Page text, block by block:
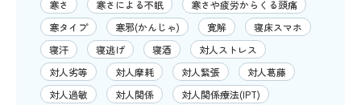
寒さ
寒さによる不眠
寒さや疲労からくる頭痛
寒タイプ
寒邪(かんじゃ) 寛解
寝床スマホ
寝汗
寝逃げ 寝酒
対人ストレス
対人劣等
対人摩耗 対人緊張
対人葛藤
対人過敏
対人関係
対人関係療法(IPT)